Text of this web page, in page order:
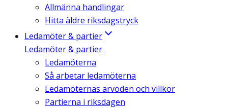
Allmänna handlingar
Hitta äldre riksdagstryck
Ledamöter & partier
Ledamöter & partier
Ledamöterna
Så arbetar ledamöterna
Ledamöternas arvoden och villkor
Partierna i riksdagen